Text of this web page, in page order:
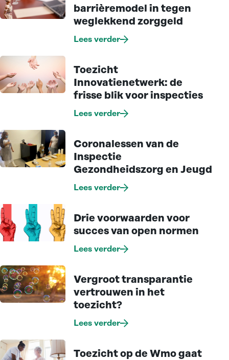
barrièremodel in tegen
weglekkend zorggeld
Lees verder
Toezicht
Innovatienetwerk: de
frisse blik voor inspecties
Lees verder
Coronalessen van de
Inspectie
Gezondheidszorg en Jeugd
Lees verder
Drie voorwaarden voor
succes van open normen
Lees verder
Vergroot transparantie
vertrouwen in het
toezicht?
Lees verder
Toezicht op de Wmo gaat